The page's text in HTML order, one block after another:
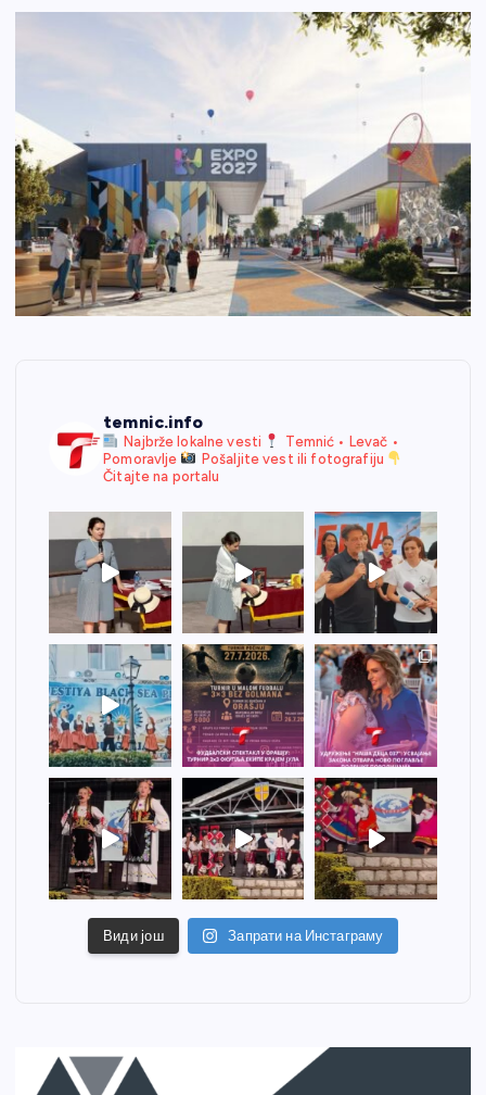
temnic.info
Najbrže lokalne vesti
Temnić • Levač •
Pomoravlje
Pošaljite vest ili fotografiju
Čitajte na portalu
Види још Запрати на Инстаграму